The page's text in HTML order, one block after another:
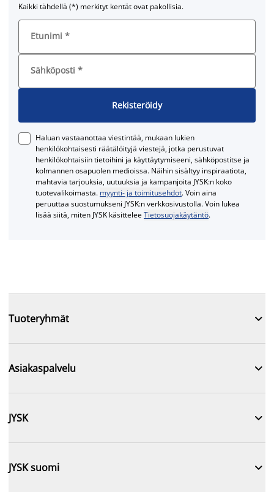
Kaikki tähdellä (*) merkityt kentät ovat pakollisia.
Etunimi *
Sähköposti *
Rekisteröidy
Haluan vastaanottaa viestintää, mukaan lukien
henkilökohtaisesti räätälöityjä viestejä, jotka perustuvat
henkilökohtaisiin tietoihini ja käyttäytymiseeni, sähköpostitse ja
kolmannen osapuolen medioissa. Näihin sisältyy inspiraatiota,
mahtavia tarjouksia, uutuuksia ja kampanjoita JYSK:n koko
tuotevalikoimasta. myynti- ja toimitusehdot. Voin aina
peruuttaa suostumukseni JYSK:n verkkosivustolla. Voin lukea
lisää siitä, miten JYSK käsitteleeTietosuojakäytäntö.
Tuoteryhmät 
Asiakaspalvelu 
JYSK 
JYSK suomi 